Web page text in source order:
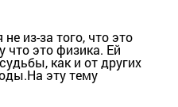
из-за того, что это
что это физика. Ей
как и от других
эту тему